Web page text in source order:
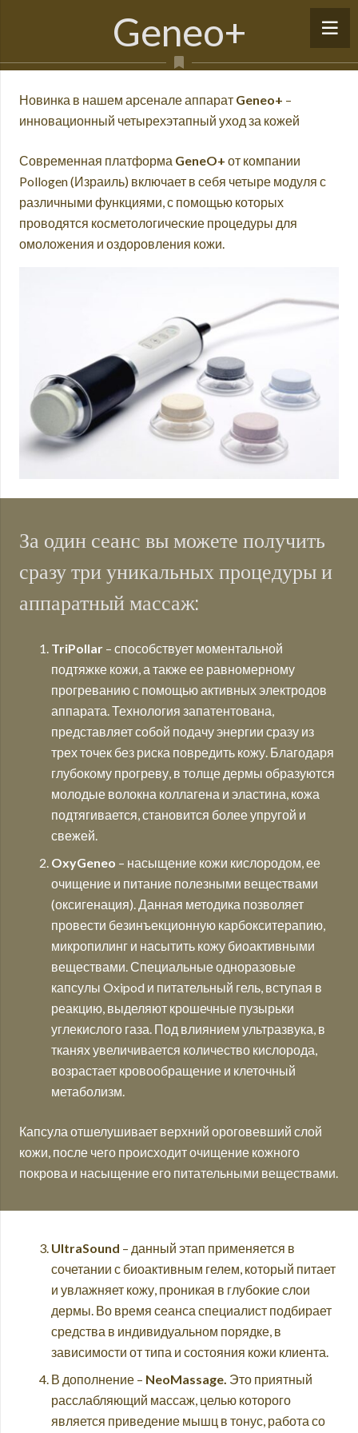
Geneo+
Новинка в нашем арсенале аппарат Geneo+ –
инновационный четырехэтапный уход за кожей
Современная платформа GeneO+ от компании
Pollogen (Израиль) включает в себя четыре модуля с
различными функциями, с помощью которых
проводятся косметологические процедуры для
омоложения и оздоровления кожи.
За один сеанс вы можете получить
сразу три уникальных процедуры и
аппаратный массаж:
TriPollar – способствует моментальной
подтяжке кожи, а также ее равномерному
прогреванию с помощью активных электродов
аппарата. Технология запатентована,
представляет собой подачу энергии сразу из
трех точек без риска повредить кожу. Благодаря
глубокому прогреву, в толще дермы образуются
молодые волокна коллагена и эластина, кожа
подтягивается, становится более упругой и
свежей.
OxyGeneo – насыщение кожи кислородом, ее
очищение и питание полезными веществами
(оксигенация). Данная методика позволяет
провести безинъекционную карбокситерапию,
микропилинг и насытить кожу биоактивными
веществами. Специальные одноразовые
капсулы Oxipod и питательный гель, вступая в
реакцию, выделяют крошечные пузырьки
углекислого газа. Под влиянием ультразвука, в
тканях увеличивается количество кислорода,
возрастает кровообращение и клеточный
метаболизм.
Капсула отшелушивает верхний ороговевший слой
кожи, после чего происходит очищение кожного
покрова и насыщение его питательными веществами.
UltraSound – данный этап применяется в
сочетании с биоактивным гелем, который питает
и увлажняет кожу, проникая в глубокие слои
дермы. Во время сеанса специалист подбирает
средства в индивидуальном порядке, в
зависимости от типа и состояния кожи клиента.
В дополнение – NeoMassage. Это приятный
расслабляющий массаж, целью которого
является приведение мышц в тонус, работа со